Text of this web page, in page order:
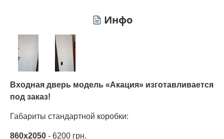
Инфо
Входная дверь модель «Акация» изготавливается
под заказ!
Габариты стандартной коробки:
860х2050 - 6200 грн.